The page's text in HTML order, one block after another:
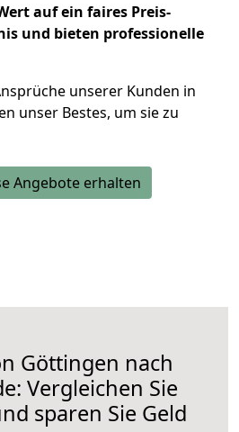
auf ein faires Preis-
und bieten professionelle
unserer Kunden in
unser Bestes, um sie zu
Angebote erhalten
Göttingen nach
Vergleichen Sie
sparen Sie Geld